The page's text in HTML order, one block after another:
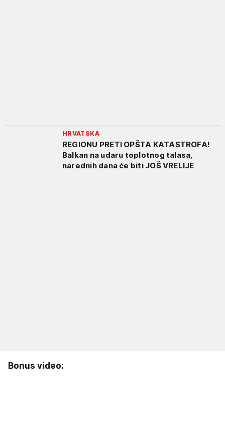
HRVATSKA
REGIONU PRETI OPŠTA KATASTROFA!
Balkan na udaru toplotnog talasa,
narednih dana će biti JOŠ VRELIJE
Bonus video: